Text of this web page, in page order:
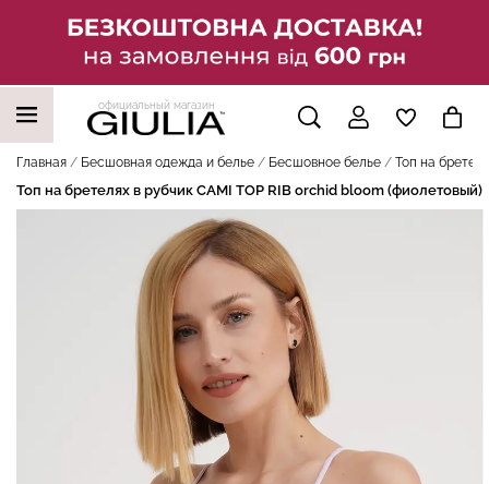
официальный магазин
Главная Бесшовная одежда и белье Бесшовное белье Топ на
Топ на бретелях в рубчик CAMI TOP RIB orchid bloom (фиолетовый)
НАШИ ТРЕНДОВЫЕ ТОВАРЫ